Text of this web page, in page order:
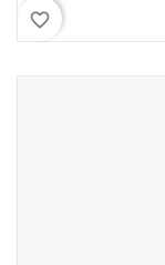
favorite_border